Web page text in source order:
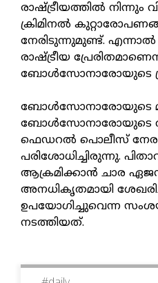
രാഷ്ട്രീയത്തില്‍ നിന്നും
ക്രിമിനല്‍
നേരിടുന്നുമുണ്ട്.
രാഷ്ട്രീയ
ബോള്‍സോനാരോയുടെ
ബോള്‍സോനാരോയുടെ
ഫെഡറല്‍ പൊലീസ്
പരിശോധിച്ചിരുന്നു.
ആക്രമിക്കാന്‍ ചാര
അനധികൃതമായി
ഉപയോഗിച്ചുവെന്ന
നടത്തിയത്.